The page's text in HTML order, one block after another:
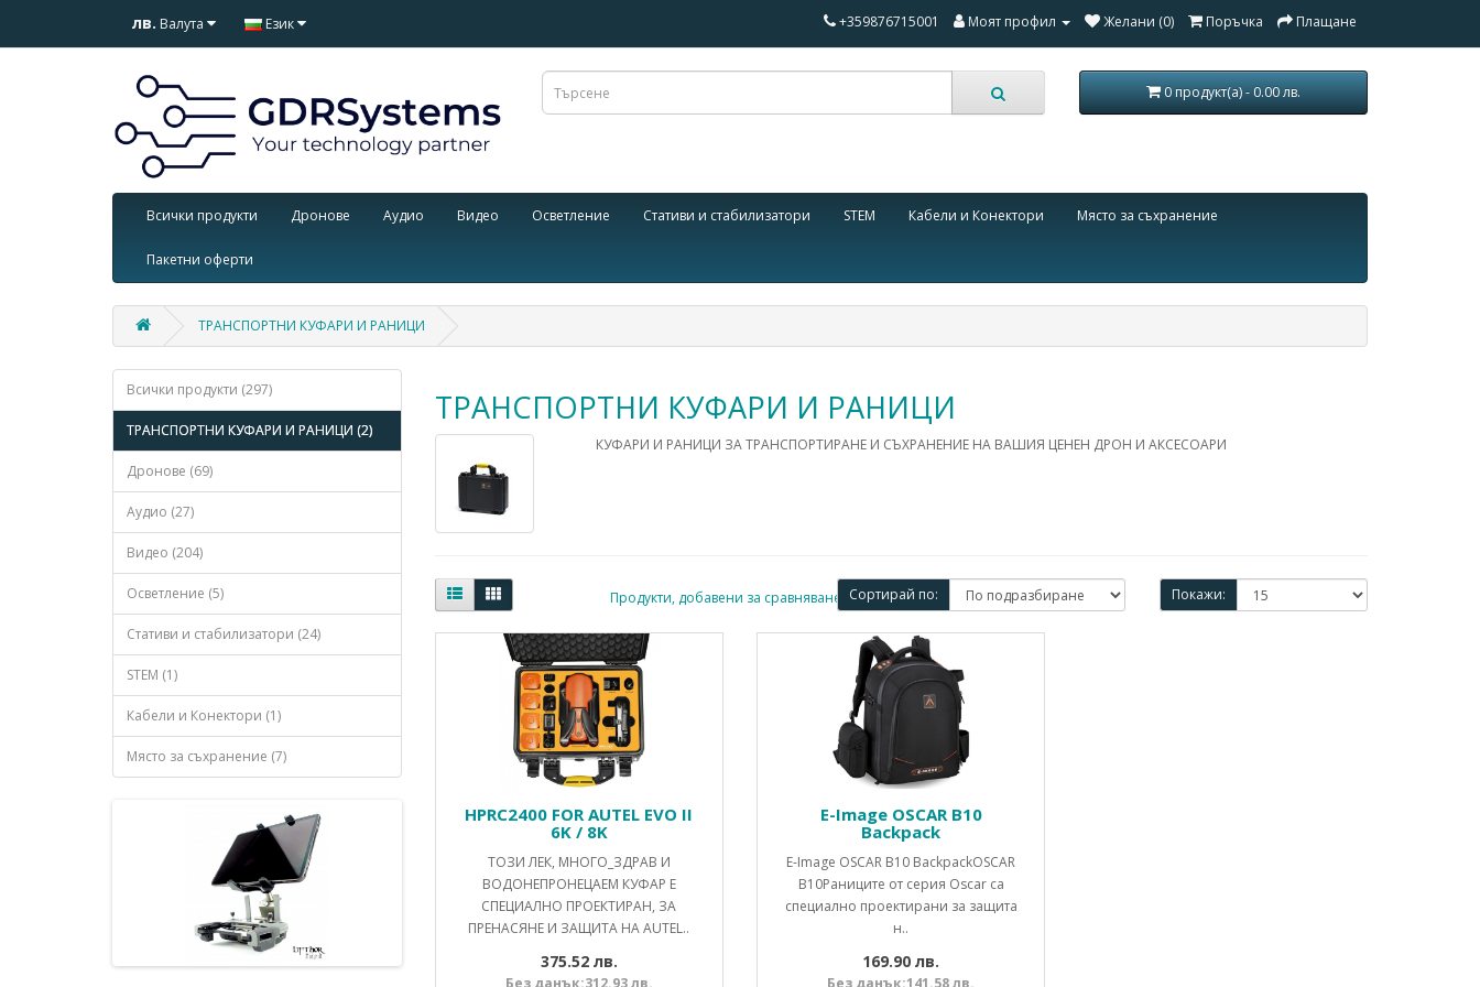
лв. Валута Език +359876715001 Моят профил Желани (0) Поръчка Плащане
0 продукт(а) - 0.00 лв.
Всички продукти Дронове Аудио Видео Осветление Стативи и стабилизатори STEM Кабели и Конектори Място за съхранение
Пакетни оферти
ТРАНСПОРТНИ КУФАРИ И РАНИЦИ
Всички продукти (297)
ТРАНСПОРТНИ КУФАРИ И РАНИЦИ (2)
Дронове (69)
Аудио (27)
Видео (204)
Осветление (5)
Стативи и стабилизатори (24)
STEM (1)
Кабели и Конектори (1)
Място за съхранение (7)
ТРАНСПОРТНИ КУФАРИ И РАНИЦИ
КУФАРИ И РАНИЦИ ЗА ТРАНСПОРТИРАНЕ И СЪХРАНЕНИЕ НА ВАШИЯ ЦЕНЕН ДРОН И АКСЕСОАРИ
Продукти, добавени за сравняване: (0)Сортирай по: Покажи:
HPRC2400 FOR AUTEL EVO II
6K / 8K
ТОЗИ ЛЕК, МНОГО_ЗДРАВ И
ВОДОНЕПРОНЕЦАЕМ КУФАР Е
СПЕЦИАЛНО ПРОЕКТИРАН, ЗА
ПРЕНАСЯНЕ И ЗАЩИТА НА AUTEL..
375.52 лв.
E-Image OSCAR B10
Backpack
E-Image OSCAR B10 BackpackOSCAR
B10Раниците от серия Oscar са
специално проектирани за защита
н..
169.90 лв.